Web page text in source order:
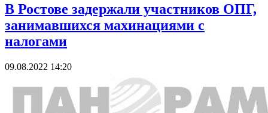
В Ростове задержали участников ОПГ,
занимавшихся махинациями с
налогами
09.08.2022 14:20